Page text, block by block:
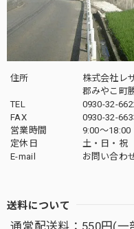
住所
株式会社レ
郡みやこ町
TEL
0930-32-
FAX
0930-32-
営業時間
9:00〜18:00
定休日
土・日・祝
E-mail
お問い合わ
送料について